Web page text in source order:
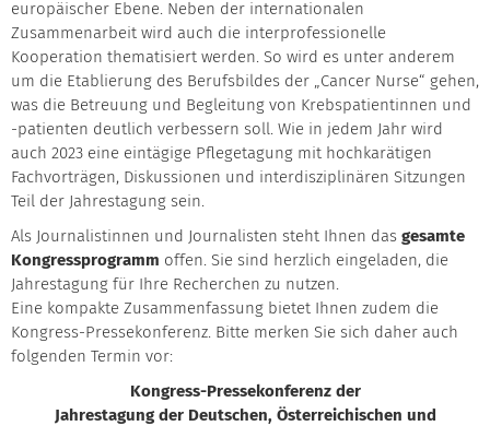
europäischer Ebene. Neben der internationalen
Zusammenarbeit wird auch die interprofessionelle
Kooperation thematisiert werden. So wird es unter anderem
um die Etablierung des Berufsbildes der „Cancer Nurse“ gehen,
was die Betreuung und Begleitung von Krebspatientinnen und
-patienten deutlich verbessern soll. Wie in jedem Jahr wird
auch 2023 eine eintägige Pflegetagung mit hochkarätigen
Fachvorträgen, Diskussionen und interdisziplinären Sitzungen
Teil der Jahrestagung sein.
Als Journalistinnen und Journalisten steht Ihnen das gesamte
Kongressprogramm offen. Sie sind herzlich eingeladen, die
Jahrestagung für Ihre Recherchen zu nutzen.
Eine kompakte Zusammenfassung bietet Ihnen zudem die
Kongress-Pressekonferenz. Bitte merken Sie sich daher auch
folgenden Termin vor:
Kongress-Pressekonferenz der
Jahrestagung der Deutschen, Österreichischen und